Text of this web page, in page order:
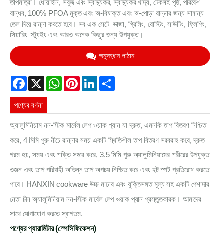
তাপমাত্রা। ধোঁয়াহীন, সবুজ এবং স্বাস্থ্যকর, স্বাস্থ্যকর খাদ্য, টেকসই পৃষ্ঠ, পরিবেশ
বান্ধব, 100% PFOA মুক্ত এবং অ-বিষাক্ত এবং অ-পোড়া রান্নার জন্য সামান্য
তেল দিয়ে রান্না করতে হবে। সব এক সেটে, ভাজা, গ্রিলিং, রোস্টিং, সাউটিং, ফ্লিপিং,
সিয়ারিং, স্ট্যুইং এবং আরও অনেক কিছুর জন্য উপযুক্ত।
অনুসন্ধান পাঠান
Facebook
X WhatsAppPinterestLinkedIn
পণ্যের বর্ণনা
অ্যালুমিনিয়াম নন-স্টিক মার্বেল লেপ ওয়াক প্যান যা দ্রুত, এমনকি তাপ বিতরণ নিশ্চিত
করে, 4 মিমি পুরু নীচে রান্নার সময় একটি স্থিতিশীল তাপ বিতরণ সরবরাহ করে, দ্রুত
গরম হয়, সময় এবং শক্তি সঞ্চয় করে, 3.5 মিমি পুরু অ্যালুমিনিয়ামের শরীরের উপযুক্ত
ওজন এবং তাপ পরিবাহী অভিন্ন তাপ অপচয় নিশ্চিত করে এবং হট স্পট প্রতিরোধ করতে
পারে। HANXIN cookware উচ্চ মানের এবং যুক্তিসঙ্গত মূল্য সহ একটি পেশাদার
নেতা চীন অ্যালুমিনিয়াম নন-স্টিক মার্বেল লেপ ওয়াক প্যান প্রস্তুতকারক। আমাদের
সাথে যোগাযোগ করতে স্বাগতম.
পণ্যের প্যারামিটার (স্পেসিফিকেশন)